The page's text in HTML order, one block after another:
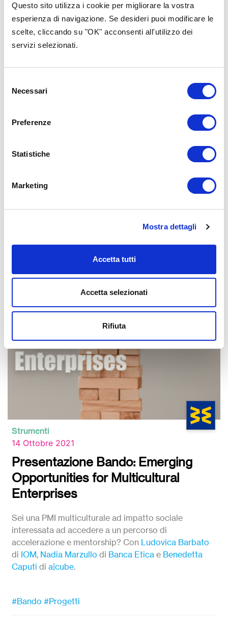
Questo sito utilizza i cookie per migliorare la vostra
esperienza di navigazione. Se desideri puoi modificare le
scelte, cliccando su "OK" acconsenti all'utilizzo dei
servizi selezionati.
delNecessari
Preferenze
Statistiche
Marketing
Mostra dettagli
Accetta tutti
Accetta selezionati
Rifiuta
Strumenti
16 Gennaio 2023
Corso di Motion Graphics – parte I
comunicazione social o campagna di crowdfunding?
Impara con AEP e segui il nostro corso base gratuito
motion graphics designer.
Strumenti
14 Ottobre 2021
Presentazione Bando: Emerging
Opportunities for Multicultural
Enterprises
Sei una PMI multiculturale ad impatto sociale
interessata ad accedere a un percorso di
accelerazione e mentorship? Con Ludovica Barbato
di IOM, Nadia Marzullo di Banca Etica e Benedetta
Caputi di a|cube.
#Bando #Progetti